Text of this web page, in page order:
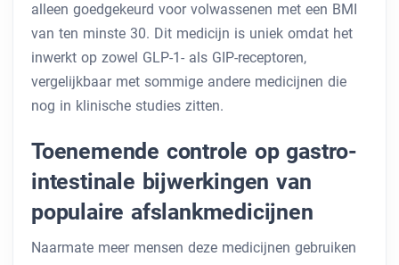
alleen goedgekeurd voor volwassenen met een BMI
van ten minste 30. Dit medicijn is uniek omdat het
inwerkt op zowel GLP-1- als GIP-receptoren,
vergelijkbaar met sommige andere medicijnen die
nog in klinische studies zitten.
Toenemende controle op gastro-
intestinale bijwerkingen van
populaire afslankmedicijnen
Naarmate meer mensen deze medicijnen gebruiken